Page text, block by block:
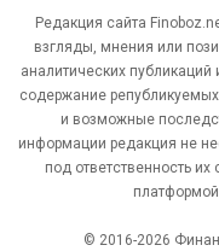
Редакция сайта
взгляды, мнения или
аналитических публикаций
содержание
и возможные
информации редакция не
под ответственность
© 2016-2026